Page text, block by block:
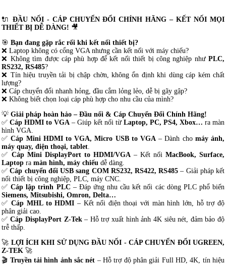
🔌 ĐẦU NỐI - CÁP CHUYỂN ĐỔI CHÍNH HÃNG – KẾT NỐI MỌI
THIẾT BỊ DỄ DÀNG! 🎥
🎯 Bạn đang gặp rắc rối khi kết nối thiết bị?
❌ Laptop không có cổng VGA nhưng cần kết nối với máy chiếu?
❌ Không tìm được cáp phù hợp để kết nối thiết bị công nghiệp như PLC,
RS232, RS485?
❌ Tín hiệu truyền tải bị chập chờn, không ổn định khi dùng cáp kém chất
lượng?
❌ Cáp chuyển đổi nhanh hỏng, đầu cắm lỏng lẻo, dễ bị gãy gập?
❌ Không biết chọn loại cáp phù hợp cho nhu cầu của mình?
💡 Giải pháp hoàn hảo – Đầu nối & Cáp Chuyển Đổi Chính Hãng!
✅Cáp HDMI to VGA – Giúp kết nối từ Laptop, PC, PS4, Xbox… ra màn
hình VGA.
✅Cáp Mini HDMI to VGA, Micro USB to VGA – Dành cho máy ảnh,
máy quay, điện thoại, tablet.
✅ Cáp Mini DisplayPort to HDMI/VGA – Kết nối MacBook, Surface,
Laptop ra màn hình, máy chiếu dễ dàng.
✅Cáp chuyển đổi USB sang COM RS232, RS422, RS485 – Giải pháp kết
nối thiết bị công nghiệp, PLC, máy CNC.
✅Cáp lập trình PLC – Đáp ứng nhu cầu kết nối các dòng PLC phổ biến
Siemens, Mitsubishi, Omron, Delta…
✅Cáp MHL to HDMI – Kết nối điện thoại với màn hình lớn, hỗ trợ độ
phân giải cao.
✅Cáp DisplayPort Z-Tek– Hỗ trợ xuất hình ảnh 4K siêu nét, đảm bảo độ
trễ thấp.
🚀 LỢI ÍCH KHI SỬ DỤNG ĐẦU NỐI - CÁP CHUYỂN ĐỔI UGREEN,
Z-TEK 🚀
🎬 Truyền tải hình ảnh sắc nét – Hỗ trợ độ phân giải Full HD, 4K, tín hiệu